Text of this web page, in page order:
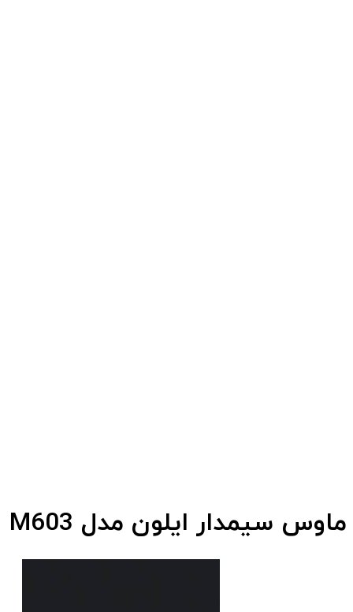
ماوس سیمدار ایلون مدل M603